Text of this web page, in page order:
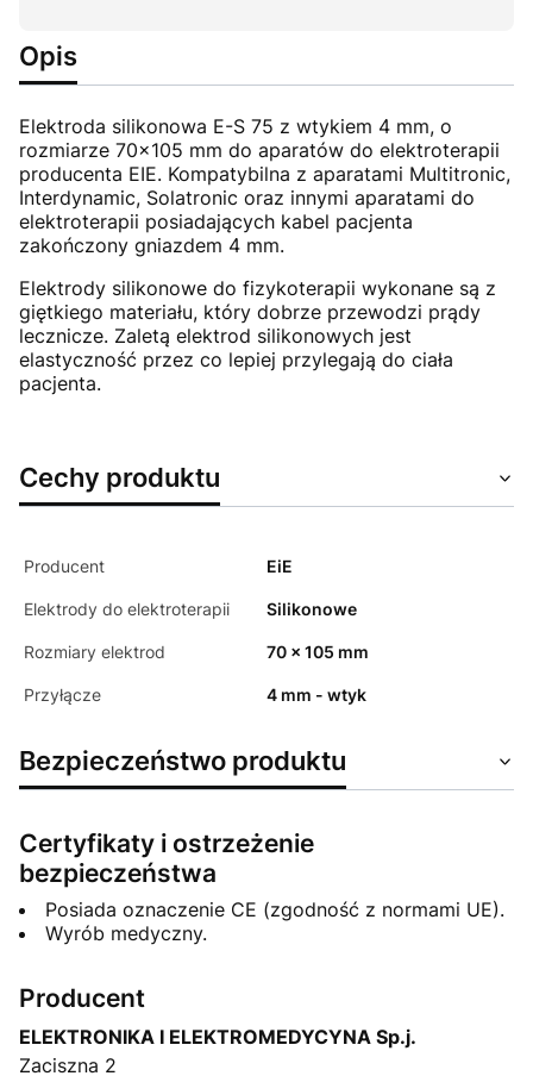
Opis
Elektroda silikonowa E-S 75 z wtykiem 4 mm, o
rozmiarze 70x105 mm do aparatów do elektroterapii
producenta EIE. Kompatybilna z aparatami Multitronic,
Interdynamic, Solatronic oraz innymi aparatami do
elektroterapii posiadających kabel pacjenta
zakończony gniazdem 4 mm.
Elektrody silikonowe do fizykoterapii wykonane są z
giętkiego materiału, który dobrze przewodzi prądy
lecznicze. Zaletą elektrod silikonowych jest
elastyczność przez co lepiej przylegają do ciała
pacjenta.
Cechy produktu
Producent EiE
Elektrody do elektroterapii Silikonowe
Rozmiary elektrod 70 x 105 mm
Przyłącze 4 mm - wtyk
Bezpieczeństwo produktu
Certyfikaty i ostrzeżenie
bezpieczeństwa
Posiada oznaczenie CE (zgodność z normami UE).
Wyrób medyczny.
Producent
ELEKTRONIKA I ELEKTROMEDYCYNA Sp.j.
Zaciszna 2